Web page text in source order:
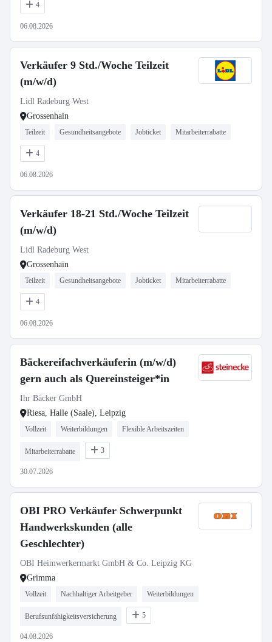
4
06.08.2026
Verkäufer 9 Std./Woche Teilzeit
(m/w/d)
Lidl Radeburg West
Grossenhain
Teilzeit Gesundheitsangebote Jobticket Mitarbeiterrabatte
4
06.08.2026
Verkäufer 18-21 Std./Woche Teilzeit
(m/w/d)
Lidl Radeburg West
Grossenhain
Teilzeit Gesundheitsangebote Jobticket Mitarbeiterrabatte
4
06.08.2026
Bäckereifachverkäuferin (m/w/d)
gern auch als Quereinsteiger*in
Ihr Bäcker GmbH
Riesa, Halle (Saale), Leipzig
Vollzeit Weiterbildungen Flexible Arbeitszeiten
Mitarbeiterrabatte 3
30.07.2026
OBI PRO Verkäufer Schwerpunkt
Handwerkskunden (alle
Geschlechter)
OBI Heimwerkermarkt GmbH & Co. Leipzig KG
Grimma
Vollzeit Nachhaltiger Arbeitgeber Weiterbildungen
Berufsunfähigkeitsversicherung 5
04.08.2026